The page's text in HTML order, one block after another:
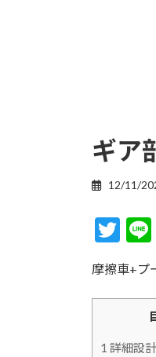
ギア
12/11/
T
w
itt
er
摩擦車+プ
1 詳細設計